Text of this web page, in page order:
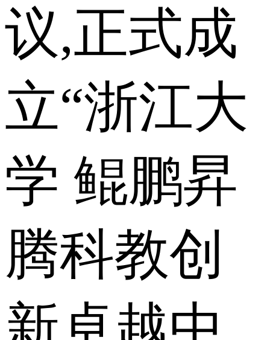
议,正式成
立“浙江大
学 鲲鹏昇
腾科教创